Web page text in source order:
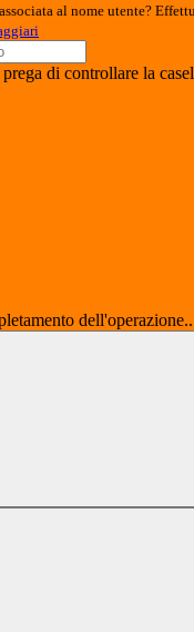
al nome utente?
di controllare la